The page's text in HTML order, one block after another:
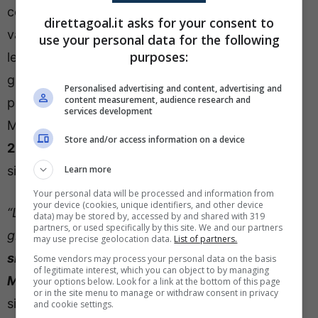
centrocampista texano ha dimostrato il suo
valore. Ma, oggi, pare proprio che la questione
legata al
dell’ex Schalke 04 sia finita in
ghiaccio, un pericoloso standby che potrebbe
portare a novità di un certo peso. Il contratto di
McKennie è ad oggi
2026e proprio sulla possibilità di prolungamento
si è espresso Giovanni Albanese.
“L’equilibrio in questo momento è la strada più
giusta. Mi risulta chequalche ipotesi di rinnovo
sia, al momento, congelata. Una di queste è
McKennie“. Il giornalista spiega quindi la
situazione attuale:
direttagoal.it asks for your consent to
use your personal data for the following
purposes:
Personalised advertising and content, advertising and
content measurement, audience research and
services development
Store and/or access information on a device
Learn more
Your personal data will be processed and information from
your device (cookies, unique identifiers, and other device
data) may be stored by, accessed by and shared with 319
partners, or used specifically by this site. We and our partners
may use precise geolocation data. List of partners.
Some vendors may process your personal data on the basis
of legitimate interest, which you can object to by managing
your options below. Look for a link at the bottom of this page
or in the site menu to manage or withdraw consent in privacy
and cookie settings.